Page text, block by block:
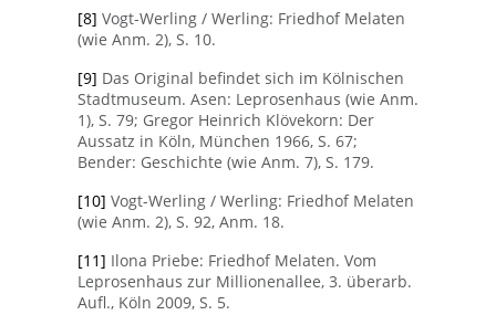
[8] Vogt-Werling / Werling: Friedhof Melaten
(wie Anm. 2), S. 10.
[9] Das Original befindet sich im Kölnischen
Stadtmuseum. Asen: Leprosenhaus (wie Anm.
1), S. 79; Gregor Heinrich Klövekorn: Der
Aussatz in Köln, München 1966, S. 67;
Bender: Geschichte (wie Anm. 7), S. 179.
[10] Vogt-Werling / Werling: Friedhof Melaten
(wie Anm. 2), S. 92, Anm. 18.
[11] Ilona Priebe: Friedhof Melaten. Vom
Leprosenhaus zur Millionenallee, 3. überarb.
Aufl., Köln 2009, S. 5.